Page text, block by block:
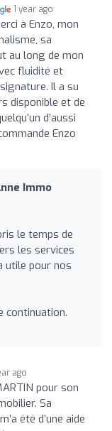
1 year ago
à Enzo, mon
sa
au long de mon
fluidité et
Il a su
disponible et de
d’aussi
Enzo
Immo
le temps de
les services
utile pour nos
continuation.
ago
pour son
Sa
été d’une aide